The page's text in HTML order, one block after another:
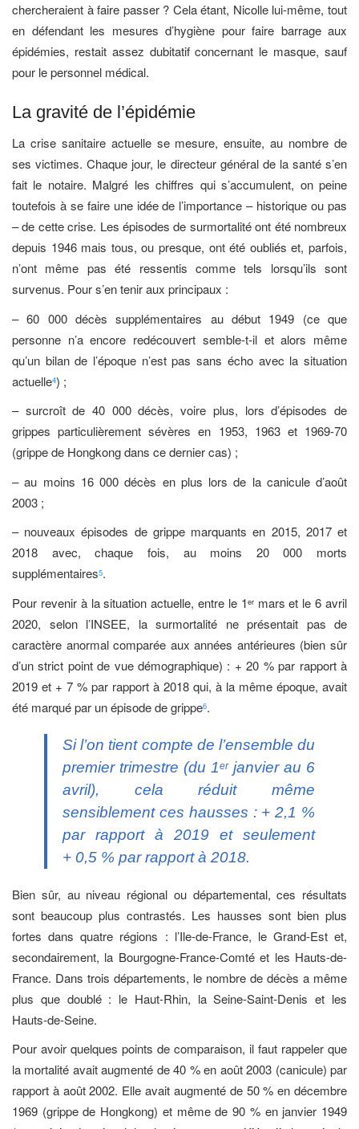
chercheraient à faire passer ? Cela étant, Nicolle lui-même, tout
en défendant les mesures d’hygiène pour faire barrage aux
épidémies, restait assez dubitatif concernant le masque, sauf
pour le personnel médical.
La gravité de l’épidémie
La crise sanitaire actuelle se mesure, ensuite, au nombre de
ses victimes. Chaque jour, le directeur général de la santé s’en
fait le notaire. Malgré les chiffres qui s’accumulent, on peine
toutefois à se faire une idée de l’importance – historique ou pas
– de cette crise. Les épisodes de surmortalité ont été nombreux
depuis 1946 mais tous, ou presque, ont été oubliés et, parfois,
n’ont même pas été ressentis comme tels lorsqu’ils sont
survenus. Pour s’en tenir aux principaux :
– 60 000 décès supplémentaires au début 1949 (ce que
personne n’a encore redécouvert semble-t-il et alors même
qu’un bilan de l’époque n’est pas sans écho avec la situation
actuelle4) ;
– surcroît de 40 000 décès, voire plus, lors d’épisodes de
grippes particulièrement sévères en 1953, 1963 et 1969-70
(grippe de Hongkong dans ce dernier cas) ;
– au moins 16 000 décès en plus lors de la canicule d’août
2003 ;
– nouveaux épisodes de grippe marquants en 2015, 2017 et
2018 avec, chaque fois, au moins 20 000 morts
supplémentaires5.
Pour revenir à la situation actuelle, entre le 1ermars et le 6 avril
2020, selon l’INSEE, la surmortalité ne présentait pas de
caractère anormal comparée aux années antérieures (bien sûr
d’un strict point de vue démographique) : + 20 % par rapport à
2019 et + 7 % par rapport à 2018 qui, à la même époque, avait
été marqué par un épisode de grippe6.
Si l’on tient compte de l’ensemble du
premier trimestre (du 1erjanvier au 6
avril), cela réduit même
sensiblement ces hausses : + 2,1 %
par rapport à 2019 et seulement
+ 0,5 % par rapport à 2018.
Bien sûr, au niveau régional ou départemental, ces résultats
sont beaucoup plus contrastés. Les hausses sont bien plus
fortes dans quatre régions : l’Ile-de-France, le Grand-Est et,
secondairement, la Bourgogne-France-Comté et les Hauts-de-
France. Dans trois départements, le nombre de décès a même
plus que doublé : le Haut-Rhin, la Seine-Saint-Denis et les
Hauts-de-Seine.
Pour avoir quelques points de comparaison, il faut rappeler que
la mortalité avait augmenté de 40 % en août 2003 (canicule) par
rapport à août 2002. Elle avait augmenté de 50 % en décembre
1969 (grippe de Hongkong) et même de 90 % en janvier 1949